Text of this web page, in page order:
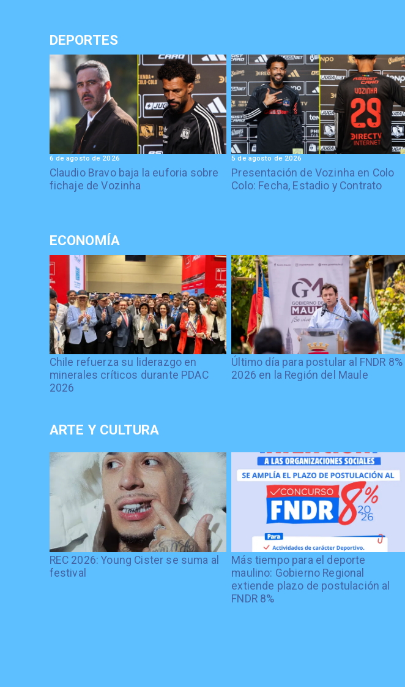
DEPORTES
Claudio Bravo baja la euforia sobre
fichaje de Vozinha
6 de agosto de 2026
Presentación de Vozinha en Colo
Colo: Fecha, Estadio y Contrato
5 de agosto de 2026
ECONOMÍA
Chile refuerza su liderazgo en
minerales críticos durante PDAC
2026
Último día para postular al FNDR 8%
2026 en la Región del Maule
ARTE Y CULTURA
REC 2026: Young Cister se suma al
festival
Más tiempo para el deporte
maulino: Gobierno Regional
extiende plazo de postulación al
FNDR 8%